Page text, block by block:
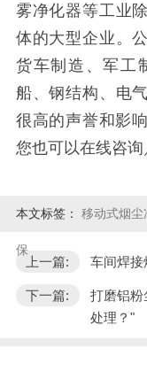
雾净化器等工业
体的大型企业。
货车制造、军工
船、钢结构、电
很高的声誉和影
您也可以在线咨询
本文标签： 移动式烟尘
保
上一篇: 车间焊接
下一篇:
打磨铝粉
处理？"